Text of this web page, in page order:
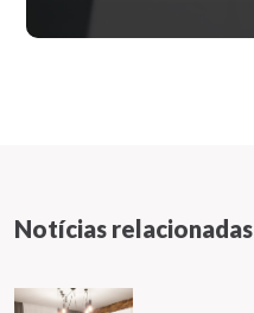
Notícias relacionadas